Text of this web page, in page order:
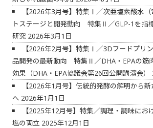
【2026年3月号】特集Ⅰ／次亜塩素酸水
トステージと開発動向 特集Ⅱ／GLP-1を指
研究 2026年3月1日
【2026年2月号】特集Ⅰ／3Dフードプリ
品開発の最新動向 特集Ⅱ／DHA・EPAの筋
効果（DHA・EPA協議会第26回公開講演会）
【2026年1月号】伝統的発酵の解明から
へ 2026年1月1日
【2025年12月号】特集／調理・調味にお
塩の両立 2025年12月1日